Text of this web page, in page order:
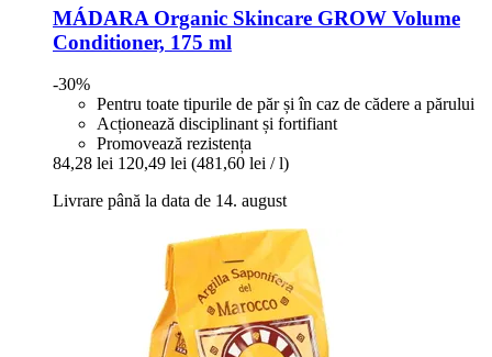
MÁDARA Organic Skincare GROW Volume
Conditioner, 175 ml
-30%
Pentru toate tipurile de păr și în caz de cădere a părului
Acționează disciplinant și fortifiant
Promovează rezistența
84,28 lei 120,49 lei (481,60 lei / l)
Livrare până la data de 14. august